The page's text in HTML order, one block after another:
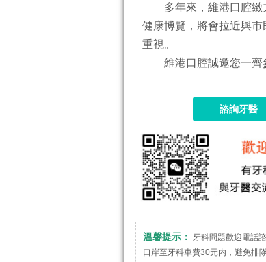
多年來，維港口腔
健康博覽，將會拉近與
重視。
維港口腔誠邀您一齊
諮詢牙醫
溫馨提示：
牙科問題歡迎電話
口岸至牙科車費30元内，避免排